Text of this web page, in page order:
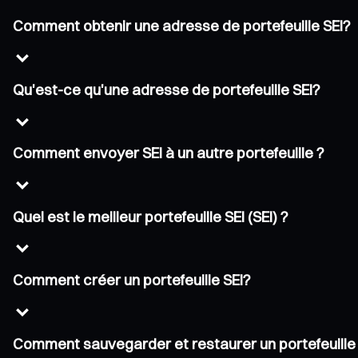
Comment obtenir une adresse de portefeuille SEI?
Qu'est-ce qu'une adresse de portefeuille SEI?
Comment envoyer SEI à un autre portefeuille ?
Quel est le meilleur portefeuille SEI (SEI) ?
Comment créer un portefeuille SEI?
Comment sauvegarder et restaurer un portefeuille